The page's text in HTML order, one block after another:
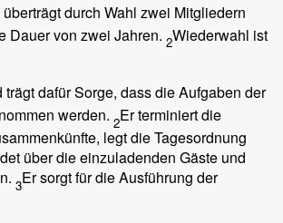
durch Wahl zwei Mitgliedern
Dauer von zwei Jahren. 2Wiederwahl ist
trägt dafür Sorge, dass die Aufgaben der
werden. 2Er terminiert die
legt die Tagesordnung
über die einzuladenden Gäste und
3Er sorgt für die Ausführung der